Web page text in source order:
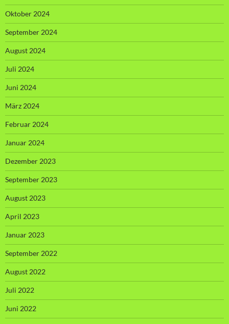
Oktober 2024
September 2024
August 2024
Juli 2024
Juni 2024
März 2024
Februar 2024
Januar 2024
Dezember 2023
September 2023
August 2023
April 2023
Januar 2023
September 2022
August 2022
Juli 2022
Juni 2022